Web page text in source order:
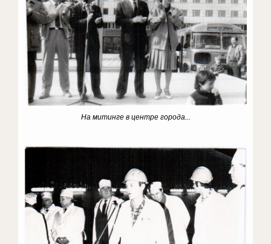
На митинге в центре города...